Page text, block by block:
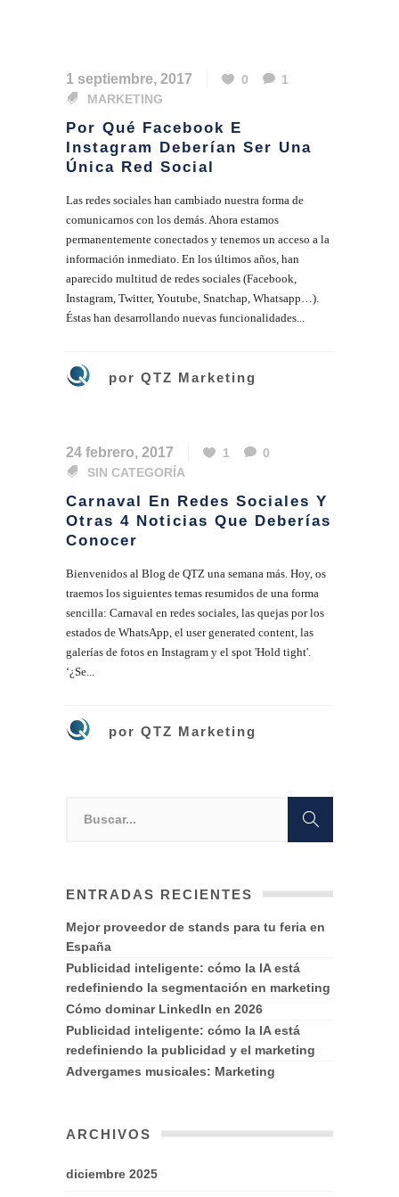
1 septiembre, 2017 0
1
MARKETING
Por Qué Facebook E
Instagram Deberían Ser Una
Única Red Social
Las redes sociales han cambiado nuestra forma de
comunicarnos con los demás. Ahora estamos
permanentemente conectados y tenemos un acceso a la
información inmediato. En los últimos años, han
aparecido multitud de redes sociales (Facebook,
Instagram, Twitter, Youtube, Snatchap, Whatsapp…).
Éstas han desarrollando nuevas funcionalidades...
por QTZ Marketing
24 febrero, 2017 1
0
SIN CATEGORÍA
Carnaval En Redes Sociales Y
Otras 4 Noticias Que Deberías
Conocer
Bienvenidos al Blog de QTZ una semana más. Hoy, os
traemos los siguientes temas resumidos de una forma
sencilla: Carnaval en redes sociales, las quejas por los
estados de WhatsApp, el user generated content, las
galerías de fotos en Instagram y el spot 'Hold tight'.
‘¿Se...
por QTZ Marketing
ENTRADAS RECIENTES
Mejor proveedor de stands para tu feria en
España
Publicidad inteligente: cómo la IA está
redefiniendo la segmentación en marketing
Cómo dominar LinkedIn en 2026
Publicidad inteligente: cómo la IA está
redefiniendo la publicidad y el marketing
Advergames musicales: Marketing
ARCHIVOS
diciembre 2025